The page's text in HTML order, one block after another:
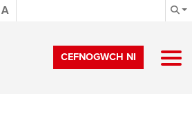
A
CEFNOGWCH NI